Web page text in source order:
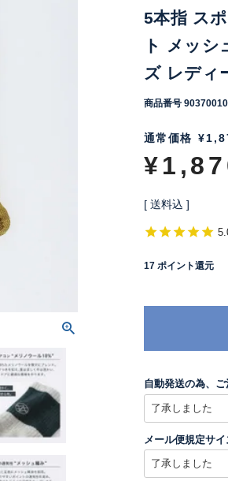
5本指 ス
ト メッシ
ズ レディ
商品番号 90370010
通常価格 ¥
¥
送料込
17 ポイント還元
自動発送の為、
メール便規定サ